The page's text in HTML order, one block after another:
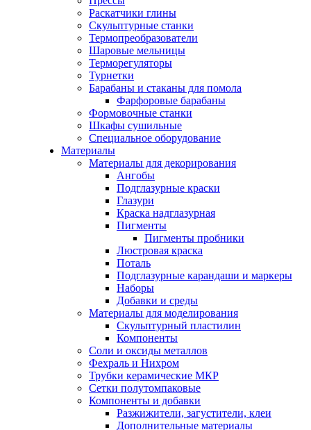
Раскатчики глины
Скульптурные станки
Термопреобразователи
Шаровые мельницы
Терморегуляторы
Турнетки
Барабаны и стаканы для помола
Фарфоровые барабаны
Формовочные станки
Шкафы сушильные
Специальное оборудование
Материалы
Материалы для декорирования
Ангобы
Подглазурные краски
Глазури
Краска надглазурная
Пигменты
Пигменты пробники
Люстровая краска
Поталь
Подглазурные карандаши и маркеры
Наборы
Добавки и среды
Материалы для моделирования
Скульптурный пластилин
Компоненты
Соли и оксиды металлов
Фехраль и Нихром
Трубки керамические МКР
Сетки полутомпаковые
Компоненты и добавки
Разжижители, загустители, клеи
Дополнительные материалы